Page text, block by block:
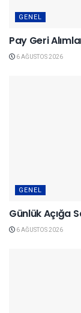
GENEL
Pay Geri
6 AĞUSTOS 2026
GENEL
Günlük Açığa
6 AĞUSTOS 2026